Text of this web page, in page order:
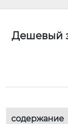
Дешевый
содержание